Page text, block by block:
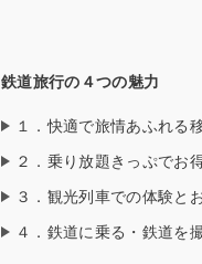
鉄道旅行の４つの魅力
１．快適で旅情あふれる
２．乗り放題きっぷでお
３．観光列車での体験と
４．鉄道に乗る・鉄道を